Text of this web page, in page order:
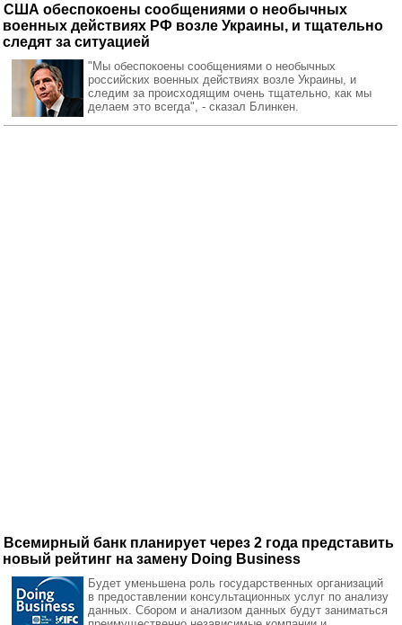
США обеспокоены сообщениями о необычных
военных действиях РФ возле Украины, и тщательно
следят за ситуацией
"Мы обеспокоены сообщениями о необычных
российских военных действиях возле Украины, и
следим за происходящим очень тщательно, как мы
делаем это всегда", - сказал Блинкен.
Всемирный банк планирует через 2 года представить
новый рейтинг на замену Doing Business
Будет уменьшена роль государственных организаций
в предоставлении консультационных услуг по анализу
данных. Сбором и анализом данных будут заниматься